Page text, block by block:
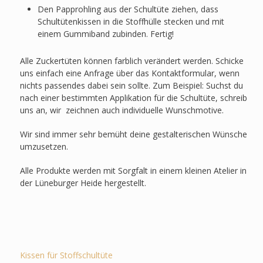
Den Papprohling aus der Schultüte ziehen, dass
Schultütenkissen in die Stoffhülle stecken und mit
einem Gummiband zubinden. Fertig!
Alle Zuckertüten können farblich verändert werden. Schicke
uns einfach eine Anfrage über das Kontaktformular, wenn
nichts passendes dabei sein sollte. Zum Beispiel: Suchst du
nach einer bestimmten Applikation für die Schultüte, schreib
uns an, wir zeichnen auch individuelle Wunschmotive.
Wir sind immer sehr bemüht deine gestalterischen Wünsche
umzusetzen.
Alle Produkte werden mit Sorgfalt in einem kleinen Atelier in
der Lüneburger Heide hergestellt.
Kissen für Stoffschultüte